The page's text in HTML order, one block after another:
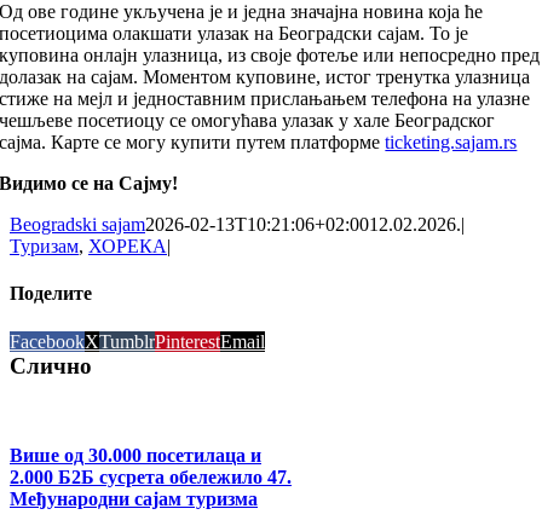
Од ове године укључена је и једна значајна новина која ће
посетиоцима олакшати улазак на Београдски сајам. То је
куповина онлајн улазница, из своје фотеље или непосредно пред
долазак на сајам. Моментом куповине, истог тренутка улазница
стиже на мејл и једноставним прислањањем телефона на улазне
чешљеве посетиоцу се омогућава улазак у хале Београдског
сајма. Карте се могу купити путем платформеticketing.sajam.rs
Видимо се на Сајму!
Beogradski sajam2026-02-13T10:21:06+02:0012.02.2026.|
Туризам, ХОРЕКА|
Поделите
FacebookXTumblrPinterestEmail
Слично
Више од 30.000 посетилаца и
2.000 Б2Б сусрета обележило 47.
Међународни сајам туризма